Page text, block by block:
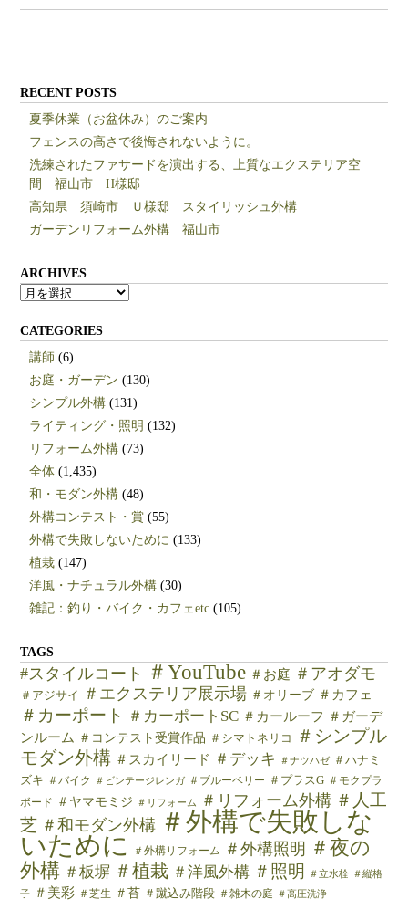
RECENT POSTS
夏季休業（お盆休み）のご案内
フェンスの高さで後悔されないように。
洗練されたファサードを演出する、上質なエクステリア空
間 福山市 H様邸
高知県 須崎市 Ｕ様邸 スタイリッシュ外構
ガーデンリフォーム外構 福山市
ARCHIVES
ARCHIVES
CATEGORIES
講師 (6)
お庭・ガーデン (130)
シンプル外構 (131)
ライティング・照明 (132)
リフォーム外構 (73)
全体 (1,435)
和・モダン外構 (48)
外構コンテスト・賞 (55)
外構で失敗しないために (133)
植栽 (147)
洋風・ナチュラル外構 (30)
雑記：釣り・バイク・カフェetc (105)
TAGS
#スタイルコート ＃YouTube ＃お庭 ＃アオダモ
＃アジサイ ＃エクステリア展示場 ＃オリーブ ＃カフェ
＃カーポート ＃カーポートSC ＃カールーフ ＃ガーデ
ンルーム ＃コンテスト受賞作品 ＃シマトネリコ
＃シンプル
モダン外構 ＃スカイリード ＃デッキ ＃ナツハゼ
＃ハナミ
ズキ ＃バイク ＃ビンテージレンガ ＃ブルーベリー ＃プラスG ＃モクプラ
ボード ＃ヤマモミジ ＃リフォーム ＃リフォーム外構 ＃人工
芝 ＃和モダン外構 ＃外構で失敗しな
いために
＃外構リフォーム ＃外構照明 ＃夜の
外構 ＃板塀 ＃植栽 ＃洋風外構 ＃照明 ＃立水栓 ＃縦格
子
＃美彩 ＃芝生 ＃苔 ＃蹴込み階段 ＃雑木の庭 ＃高圧洗浄